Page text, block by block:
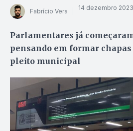
Fabrício Vera 14 dezembro
Parlamentares já
pensando em formar
pleito municipal